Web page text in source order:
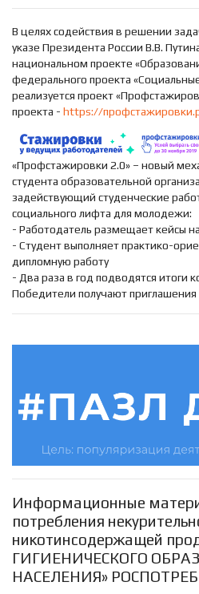
В целях содействия в решении
указе Президента России В.В.
национальном проекте
федерального проекта
реализуется проект
проекта - https://
«Профстажировки 2.0» – новый
студента образовательной
задействующий студенческие
социального лифта для молодежи:
- Работодатель размещает кейсы
- Студент выполняет практико-
дипломную работу
- Два раза в год подводятся итоги
Победители получают
Информационные
потребления
никотинсодержащей
ГИГИЕНИЧЕСКОГО
НАСЕЛЕНИЯ»